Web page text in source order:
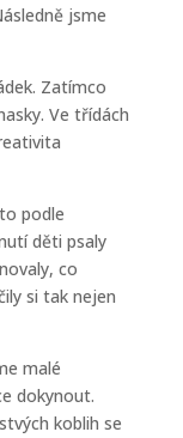
jsme
Zatímco
Ve třídách
podle
děti psaly
co
si tak nejen
malé
dokynout.
koblih se